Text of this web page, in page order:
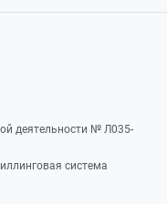
деятельности № Л035-
система